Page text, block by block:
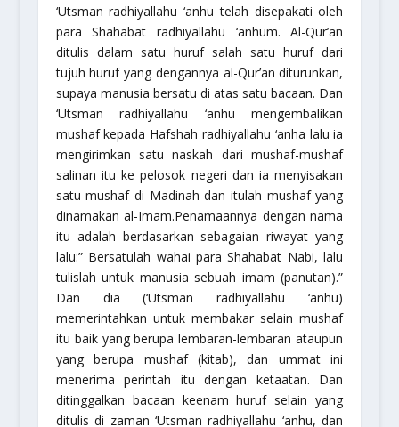
‘Utsmanradhiyallahu ‘anhu telah disepakati oleh
para Shahabat radhiyallahu ‘anhum. Al-Qur’an
ditulis dalam satu huruf salah satu huruf dari
tujuh huruf yang dengannya al-Qur’an diturunkan,
supaya manusia bersatu di atas satu bacaan. Dan
‘Utsmanradhiyallahu ‘anhu mengembalikan
mushaf kepada Hafshah radhiyallahu ‘anha lalu ia
mengirimkan satu naskah dari mushaf-mushaf
salinan itu ke pelosok negeri dan ia menyisakan
satu mushaf di Madinah dan itulah mushaf yang
dinamakanal-Imam.Penamaannya dengan nama
itu adalah berdasarkan sebagaian riwayat yang
lalu:” Bersatulah wahai para Shahabat Nabi, lalu
tulislah untuk manusia sebuah imam (panutan).”
Dan dia (‘Utsmanradhiyallahu ‘anhu)
memerintahkan untuk membakar selain mushaf
itu baik yang berupa lembaran-lembaran ataupun
yang berupa mushaf (kitab), dan ummat ini
menerima perintah itu dengan ketaatan. Dan
ditinggalkan bacaan keenam huruf selain yang
ditulis di zaman ‘Utsmanradhiyallahu ‘anhu, dan